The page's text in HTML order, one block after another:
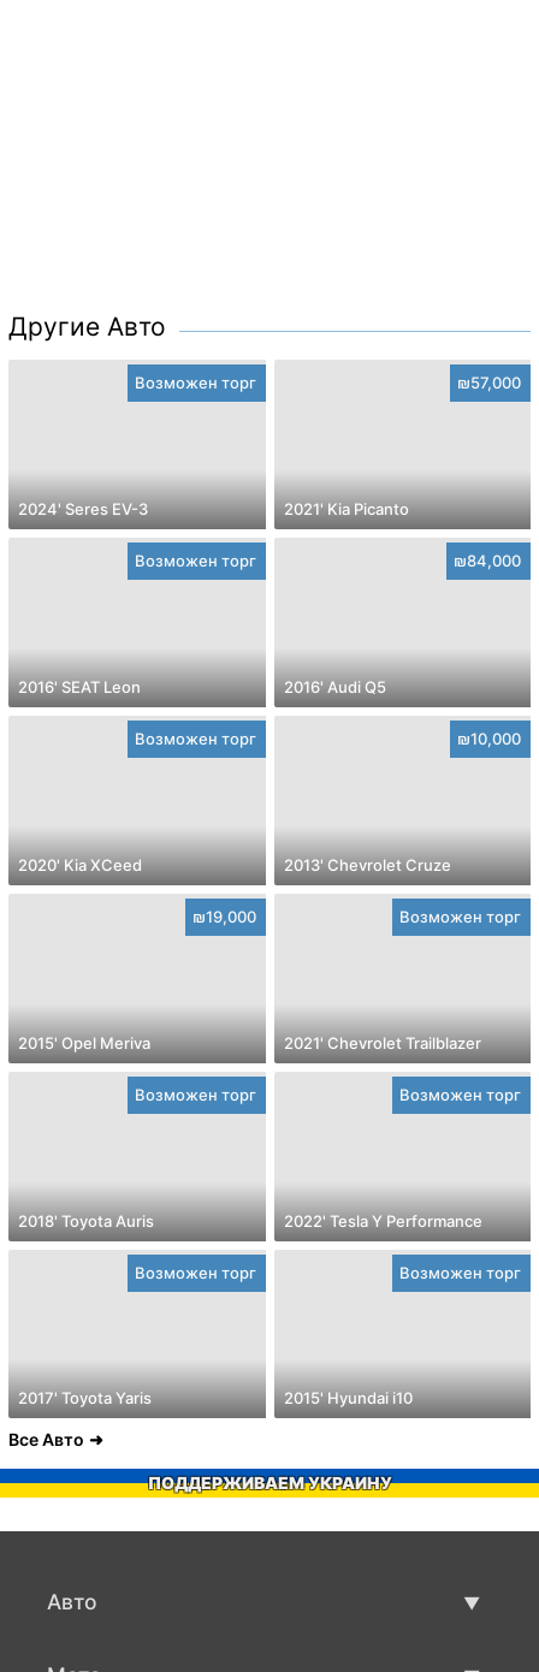
Другие Авто
Возможен торг
2024' Seres EV-3
₪57,000
2021' Kia Picanto
Возможен торг
2016' SEAT Leon
₪84,000
2016' Audi Q5
Возможен торг
2020' Kia XCeed
₪10,000
2013' Chevrolet Cruze
₪19,000
2015' Opel Meriva
Возможен торг
2021' Chevrolet Trailblazer
Возможен торг
2018' Toyota Auris
Возможен торг
2022' Tesla Y Performance
Возможен торг
2017' Toyota Yaris
Возможен торг
2015' Hyundai i10
Все Авто
ПОДДЕРЖИВАЕМ УКРАИНУ
Авто